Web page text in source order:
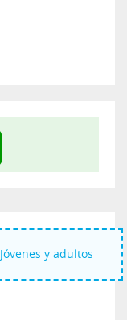
Jóvenes y adultos